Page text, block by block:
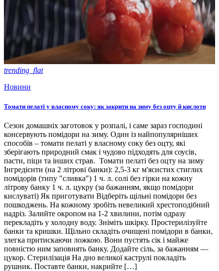
trending_flat
Новини
Томати пелаті у власному соку: як закрити на зиму без оцту й кислоти
Сезон домашніх заготовок у розпалі, і саме зараз господині
консервують помідори на зиму. Один із найпопулярніших
способів – томати пелаті у власному соку без оцту, які
зберігають природний смак і чудово підходять для соусів,
пасти, піци та інших страв. Томати пелаті без оцту на зиму
Інгредієнти (на 2 літрові банки): 2,5-3 кг м'ясистих стиглих
помідорів (типу "сливка") 1 ч. л. солі без гірки на кожну
літрову банку 1 ч. л. цукру (за бажанням, якщо помідори
кислуваті) Як приготувати Відберіть щільні помідори без
пошкоджень. На кожному зробіть невеликий хрестоподібний
надріз. Залийте окропом на 1-2 хвилини, потім одразу
перекладіть у холодну воду. Зніміть шкірку. Простерилізуйте
банки та кришки. Щільно складіть очищені помідори в банки,
злегка притискаючи ложкою. Вони пустять сік і майже
повністю ним заповнять банку. Додайте сіль, за бажанням —
цукор. Стерилізація На дно великої каструлі покладіть
рушник. Поставте банки, накрийте […]